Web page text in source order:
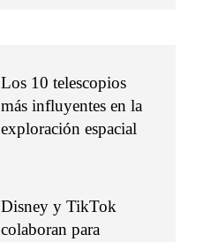
Los 10 telescopios
más influyentes en la
exploración espacial
Disney y TikTok
colaboran para